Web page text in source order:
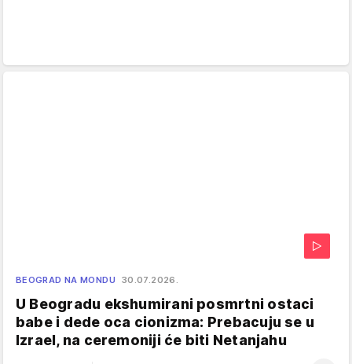
BEOGRAD NA MONDU 30.07.2026.
U Beogradu ekshumirani posmrtni ostaci
babe i dede oca cionizma: Prebacuju se u
Izrael, na ceremoniji će biti Netanjahu